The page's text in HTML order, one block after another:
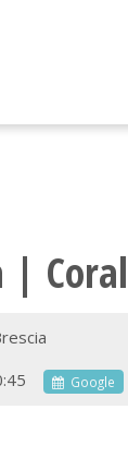
|
Google